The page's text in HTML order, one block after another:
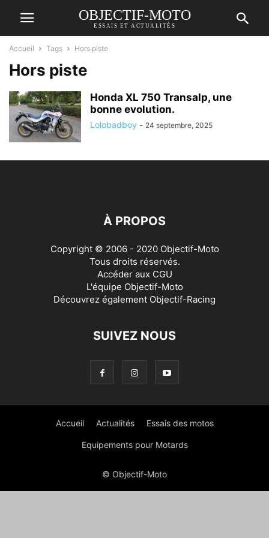
OBJECTIF-MOTO
ESSAIS ET ACTUALITÉS
Accueil Tags Hors piste
Hors piste
Honda XL 750 Transalp, une
bonne evolution.
Lolobadboy - 24 septembre, 2025
À PROPOS
Copyright © 2006 - 2020 Objectif-Moto
Tous droits réservés.
Accéder aux CGU
L'équipe Objectif-Moto
Découvrez également Objectif-Racing
SUIVEZ NOUS
Accueil Actualités Essais des motos
Equipements pour Motards
© Objectif-Moto